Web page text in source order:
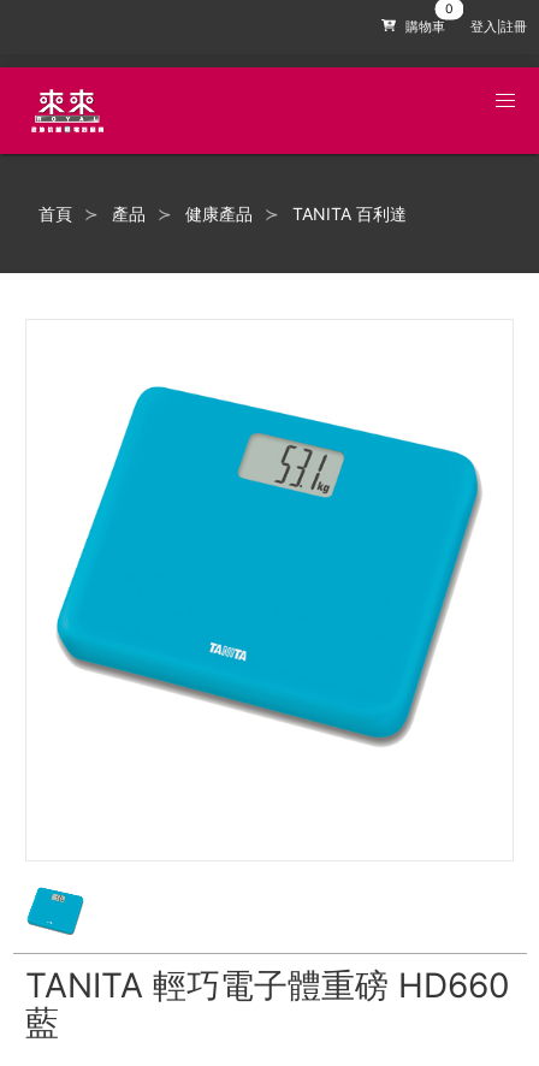
購物車 登入|註冊
首頁 產品 健康產品 TANITA 百利達
TANITA 輕巧電子體重磅 HD660
藍